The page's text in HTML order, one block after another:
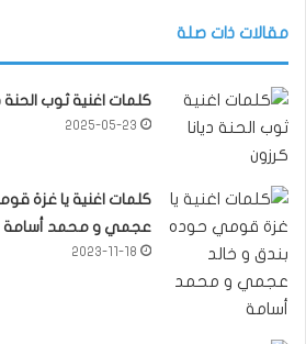
مقالات ذات صلة
كلمات اغنية ثوب الحنة
2025-05-23
كلمات اغنية يا غزة
عجمي و محمد أسامة
2023-11-18